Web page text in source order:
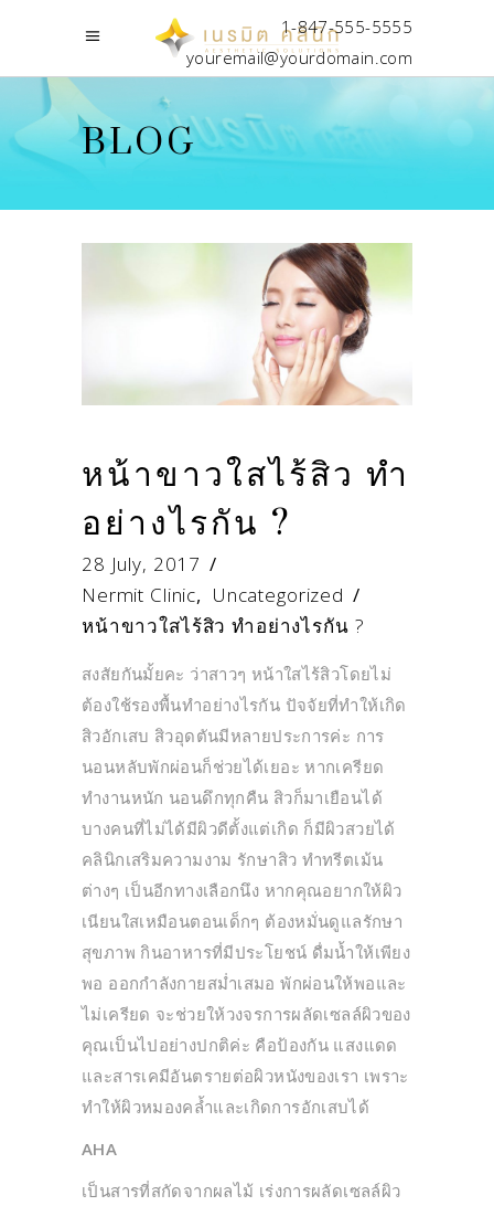
1-847-555-5555
youremail@yourdomain.com
BLOG
หน้าขาวใสไร้สิว ทำ
อย่างไรกัน ?
28 July, 2017
Nermit Clinic, Uncategorized
หน้าขาวใสไร้สิว ทำอย่างไรกัน ?
สงสัยกันมั้ยคะ ว่าสาวๆ หน้าใสไร้สิวโดยไม่
ต้องใช้รองพื้นทำอย่างไรกัน ปัจจัยที่ทำให้เกิด
สิวอักเสบ สิวอุดตันมีหลายประการค่ะ การ
นอนหลับพักผ่อนก็ช่วยได้เยอะ หากเครียด
ทำงานหนัก นอนดึกทุกคืน สิวก็มาเยือนได้
บางคนที่ไม่ได้มีผิวดีตั้งแต่เกิด ก็มีผิวสวยได้
คลินิกเสริมความงาม รักษาสิว ทำทรีตเม้น
ต่างๆ เป็นอีกทางเลือกนึง หากคุณอยากให้ผิว
เนียนใสเหมือนตอนเด็กๆ ต้องหมั่นดูแลรักษา
สุขภาพ กินอาหารที่มีประโยชน์ ดื่มน้ำให้เพียง
พอ ออกกำลังกายสม่ำเสมอ พักผ่อนให้พอและ
ไม่เครียด จะช่วยให้วงจรการผลัดเซลล์ผิวของ
คุณเป็นไปอย่างปกติค่ะ คือป้องกัน แสงแดด
และสารเคมีอันตรายต่อผิวหนังของเรา เพราะ
ทำให้ผิวหมองคล้ำและเกิดการอักเสบได้
AHA
เป็นสารที่สกัดจากผลไม้ เร่งการผลัดเซลล์ผิว